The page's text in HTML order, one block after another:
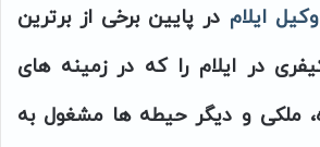
ایلام در پایین برخی از برترین
در ایلام را که در زمینه های
ملکی و دیگر حیطه ها مشغول به